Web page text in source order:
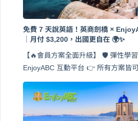
免費 7 天說英語！英商劍橋 ×
｜月付 $3,200，出國更自在 🌍✨
【🔥會員方案全面升級】 🛡️ 彈性學
EnjoyABC 互動平台 👉 所有方案皆